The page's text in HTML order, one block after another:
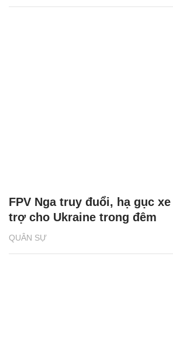
QUÂN SỰ
FPV Nga truy đuổi, hạ gục
trợ cho Ukraine trong đêm